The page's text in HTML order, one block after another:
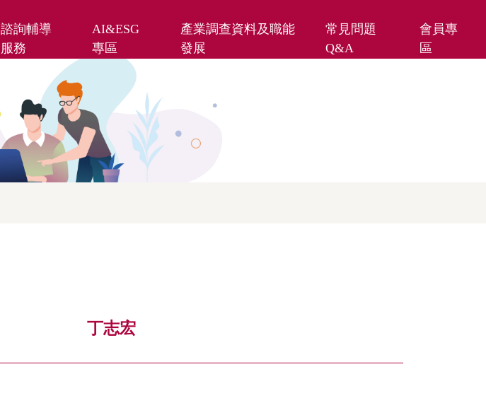
諮詢輔導
服務
AI&ESG
專區
產業調查資料及職能
發展
常見問題
Q&A
會員專
區
丁志宏